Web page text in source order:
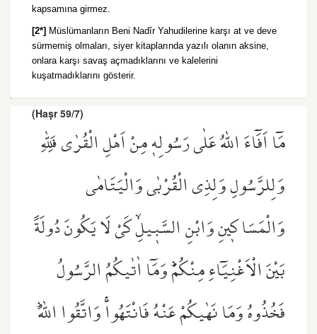
kapsamına girmez.
[2*] Müslümanların Beni Nadîr Yahudilerine karşı at ve deve
sürmemiş olmaları, siyer kitaplarında yazılı olanın aksine,
onlara karşı savaş açmadıklarını ve kalelerini
kuşatmadıklarını gösterir.
(Haşr 59/7)
مَٓا اَفَٓاءَ اللّٰهُ عَلٰى رَسُولِه۪ مِنْ اَهْلِ الْقُرٰى فَلِلّٰهِ
وَلِلرَّسُولِ وَلِذِي الْقُرْبٰى وَالْيَتَامٰى
وَالْمَسَاك۪ينِ وَابْنِ السَّب۪يلِۙ كَيْ لَا يَكُونَ دُولَةً
بَيْنَ الْاَغْنِيَٓاءِ مِنْكُمْۜ وَمَٓا اٰتٰيكُمُ الرَّسُولُ
فَخُذُوهُ وَمَا نَهٰيكُمْ عَنْهُ فَانْتَهُواۚ وَاتَّقُوا اللّٰهَۜ